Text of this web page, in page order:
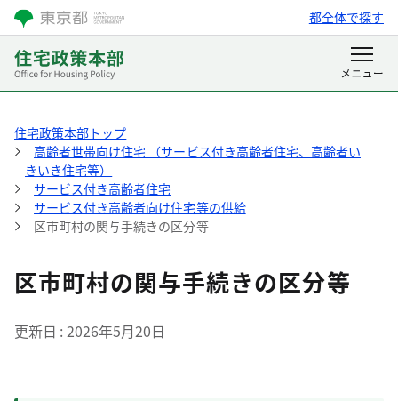
都全体で探す
住宅政策本部トップ
高齢者世帯向け住宅 （サービス付き高齢者住宅、高齢者い
きいき住宅等）
サービス付き高齢者住宅
サービス付き高齢者向け住宅等の供給
区市町村の関与手続きの区分等
区市町村の関与手続きの区分等
更新日 2026年5月20日